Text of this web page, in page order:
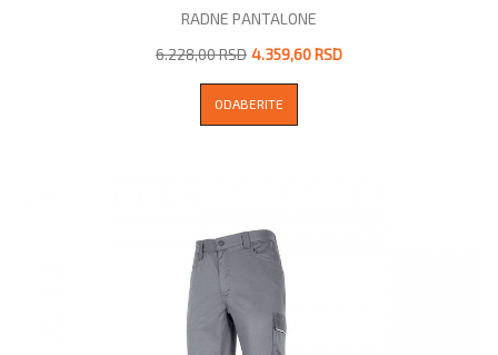
RADNE PANTALONE
6.228,00 RSD 4.359,60 RSD
ODABERITE